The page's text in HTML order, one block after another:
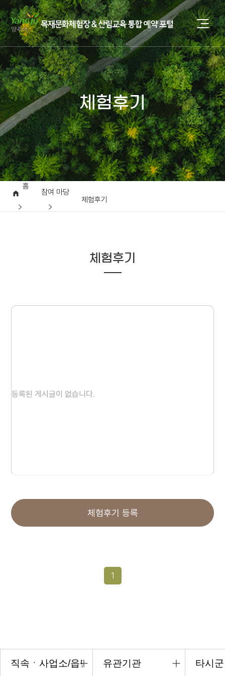
체험후기
홈
참여 마당
체험후기
체험후기
등록된 게시글이 없습니다.
체험후기 등록
1